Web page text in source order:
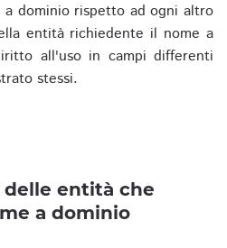
dominio rispetto ad ogni altro
entità richiedente il nome a
all'uso in campi differenti
stessi.
delle entità che
a dominio